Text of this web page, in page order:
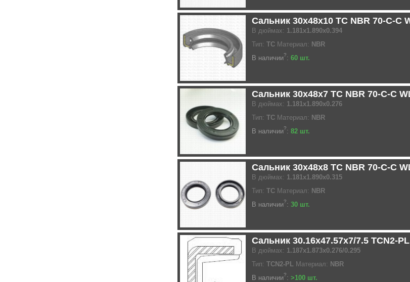
Сальник 30x48x10 TC NBR 70-C-C
В дюймах: 1.181x1.890x0.394
Тип: TC Материал: NBR
В наличии?: 60 шт.
Сальник 30x48x7 TC NBR 70-C-C
В дюймах: 1.181x1.890x0.276
Тип: TC Материал: NBR
В наличии?: 82 шт.
Сальник 30x48x8 TC NBR 70-C-C
В дюймах: 1.181x1.890x0.315
Тип: TC Материал: NBR
В наличии?: 30 шт.
Сальник 30.16x47.57x7/7.5 TCN2-
В дюймах: 1.187x1.873x0.276/0.295
Тип: TCN2-PL Материал: NBR
В наличии?: >100 шт.